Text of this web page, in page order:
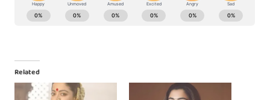
Related